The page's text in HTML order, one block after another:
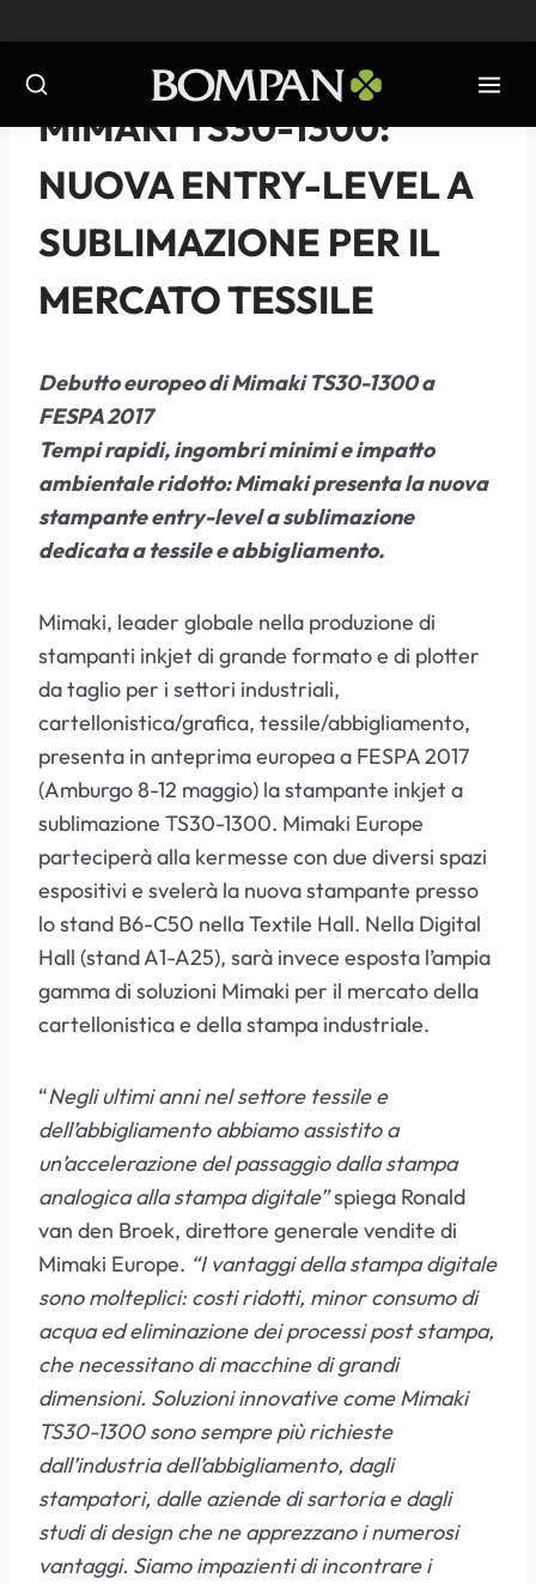
al
contenuto
NOTIZIE 2017
MIMAKI TS30-1300:
NUOVA ENTRY-LEVEL A
SUBLIMAZIONE PER IL
MERCATO TESSILE
Debutto europeo di Mimaki TS30-1300 a
FESPA 2017
Tempi rapidi, ingombri minimi e impatto
ambientale ridotto: Mimaki presenta la nuova
stampante entry-level a sublimazione
dedicata a tessile e abbigliamento.
Mimaki, leader globale nella produzione di
stampanti inkjet di grande formato e di plotter
da taglio per i settori industriali,
cartellonistica/grafica, tessile/abbigliamento,
presenta in anteprima europea a FESPA 2017
(Amburgo 8-12 maggio) la stampante inkjet a
sublimazione TS30-1300. Mimaki Europe
parteciperà alla kermesse con due diversi spazi
espositivi e svelerà la nuova stampante presso
lo stand B6-C50 nella Textile Hall. Nella Digital
Hall (stand A1-A25), sarà invece esposta l’ampia
gamma di soluzioni Mimaki per il mercato della
cartellonistica e della stampa industriale.
“Negli ultimi anni nel settore tessile e
dell’abbigliamento abbiamo assistito a
un’accelerazione del passaggio dalla stampa
analogica alla stampa digitale”spiega Ronald
van den Broek, direttore generale vendite di
Mimaki Europe. “I vantaggi della stampa digitale
sono molteplici: costi ridotti, minor consumo di
acqua ed eliminazione dei processi post stampa,
che necessitano di macchine di grandi
dimensioni. Soluzioni innovative come Mimaki
TS30-1300 sono sempre più richieste
dall’industria dell’abbigliamento, dagli
stampatori, dalle aziende di sartoria e dagli
studi di design che ne apprezzano i numerosi
vantaggi. Siamo impazienti di incontrare i